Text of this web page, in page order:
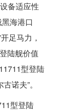
备适应性
海港口
足马力，
陆舰价值
型登陆
诺夫”。
型登陆